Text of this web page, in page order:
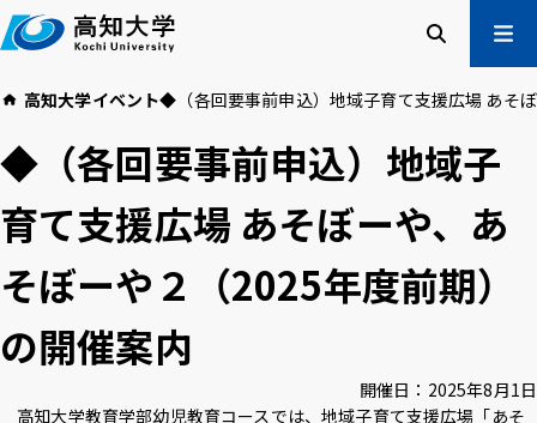
本
文
ニュー
在学生の方
卒業生の方
企業・一般の方
高知大学について
学部・大学院等
入試情報
研究・社会連携
高知大学イベント◆（各回要事前申込）地域子育て支援広場 あそ
◆（各回要事前申込）地域子
育て支援広場 あそぼーや、あ
そぼーや２（2025年度前期）
の開催案内
開催日： 2025年8月1日
高知大学教育学部幼児教育コースでは、地域子育て支援広場「あそ